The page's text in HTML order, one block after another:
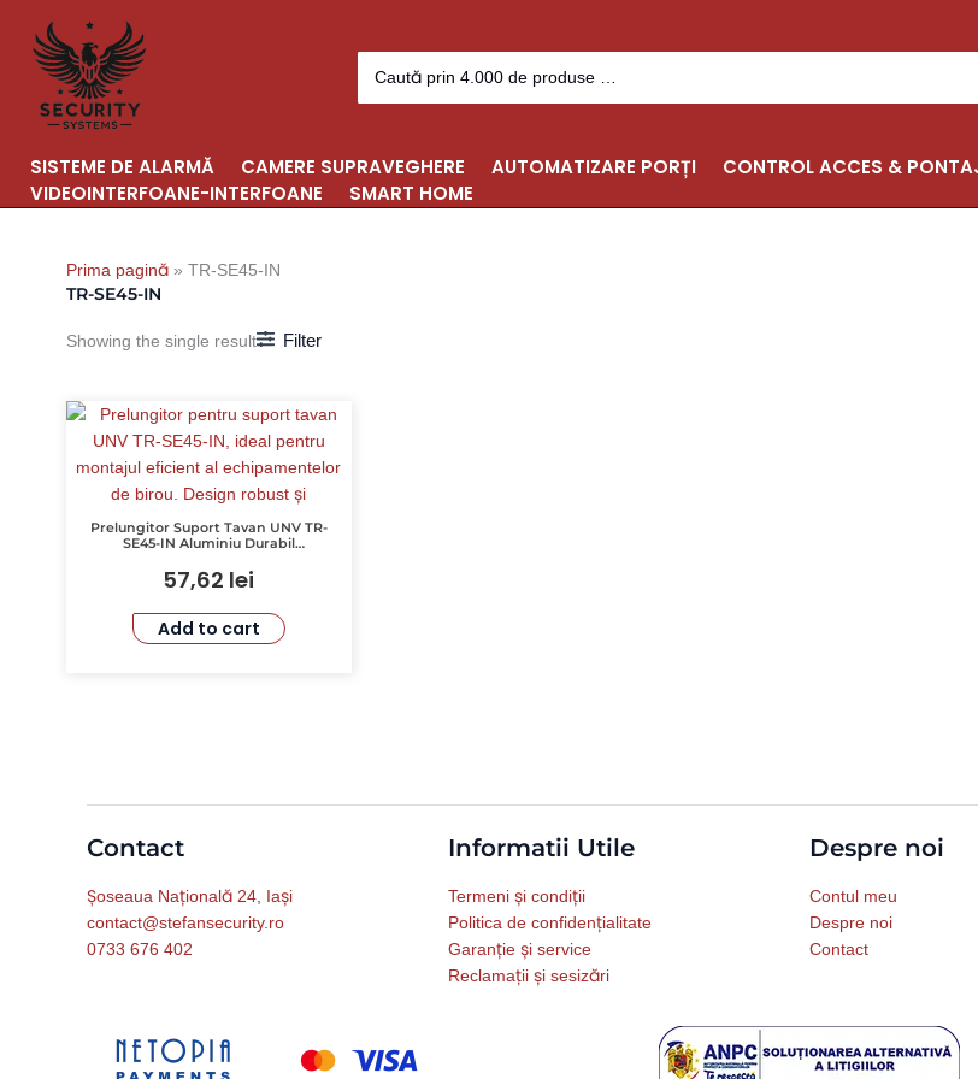
content
Search
for:
SISTEME DE ALARMĂ CAMERE SUPRAVEGHERE AUTOMATIZARE PORȚI CONTROL ACCES &
VIDEOINTERFOANE-INTERFOANE
SMART HOME
Prima pagină » TR-SE45-IN
TR-SE45-IN
Showing the single result Filter
Prelungitor Suport Tavan UNV TR-
SE45-IN Aluminiu Durabil
57,62 lei
Add to cart
Contact
Șoseaua Națională 24, Iași
contact@stefansecurity.ro
0733 676 402
Informatii Utile
Termeni și condiții
Politica de confidențialitate
Garanție și service
Reclamații și sesizări
Despre noi
Contul meu
Despre noi
Contact